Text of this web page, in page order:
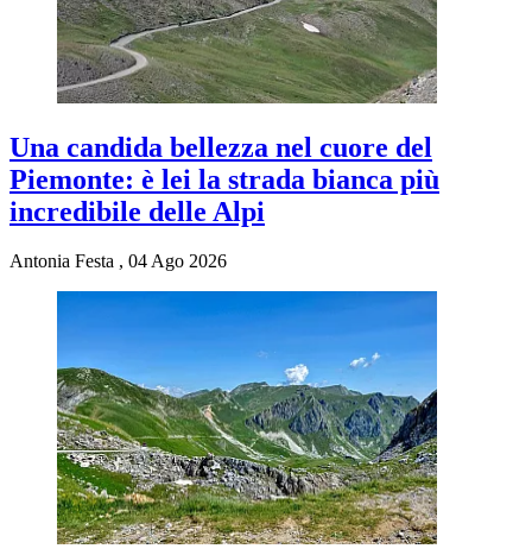
Una candida bellezza nel cuore del
Piemonte: è lei la strada bianca più
incredibile delle Alpi
Antonia Festa , 04 Ago 2026